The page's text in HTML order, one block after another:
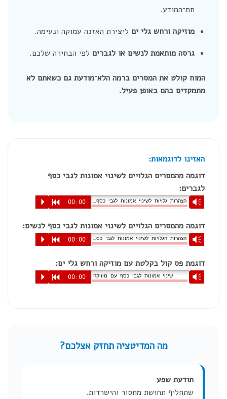
תת־המודע.
מוזיקה ורחש גלי ים ליצירת האזנה עמוקה ונעימה.
גרסה מותאמת לנשים או לגברים לפי הבחירה שלכם.
המוח קולט את המסרים ברמה הלא־מודעת גם כשאתם לא
מתמקדים בהם באופן פעיל.
האזינו לדוגמאות:
דוגמה מהמסרים הגלויים לשינוי אמונות לגבי כסף
לגברים:
Vm
00:00
R
P
דוגמה מהמסרים הגלויים לשינוי אמונות לגבי כסף לנשים:
Vm
00:00
R
P
דוגמת פס קול בקלטת עם מוזיקה ורחש גלי ים:
Vm שינוי אמונות לגבי כסף עם מוזיקה 00:00
R
P
מה המדיטציה תחזק אצלכם?
תודעת שפע
שתחליף תחושת מחסור והישרדות.